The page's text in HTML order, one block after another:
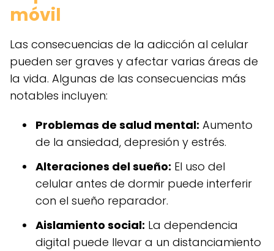
móvil
Las consecuencias de la adicción al celular
pueden ser graves y afectar varias áreas de
la vida. Algunas de las consecuencias más
notables incluyen:
Problemas de salud mental: Aumento
de la ansiedad, depresión y estrés.
Alteraciones del sueño: El uso del
celular antes de dormir puede interferir
con el sueño reparador.
Aislamiento social: La dependencia
digital puede llevar a un distanciamiento